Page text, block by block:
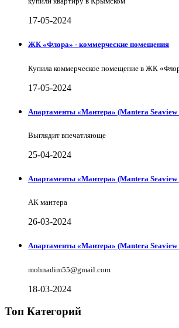
17-05-2024
ЖК «Флора» - коммерческие помещения
Купила коммерческое помещение в ЖК
17-05-2024
Апартаменты «Мантера» (Mantera Seaview
Выглядит впечатляюще
25-04-2024
Апартаменты «Мантера» (Mantera Seaview
АК мантера
26-03-2024
Апартаменты «Мантера» (Mantera Seaview
mohnadim55@gmail.com
18-03-2024
Топ Категорий